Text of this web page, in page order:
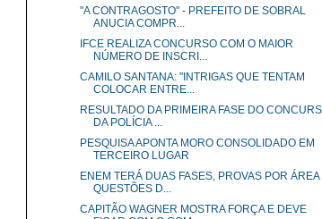
"A CONTRAGOSTO" - PREFEITO DE SOBRAL
ANUCIA COMPR...
IFCE REALIZA CONCURSO COM O MAIOR
NÚMERO DE INSCRI...
CAMILO SANTANA: "INTRIGAS QUE TENTAM
COLOCAR ENTRE...
RESULTADO DA PRIMEIRA FASE DO
DA POLÍCIA ...
PESQUISA APONTA MORO CONSOLIDADO EM
TERCEIRO LUGAR
ENEM TERÁ DUAS FASES, PROVAS POR ÁREA
QUESTÕES D...
CAPITÃO WAGNER MOSTRA FORÇA E DEVE